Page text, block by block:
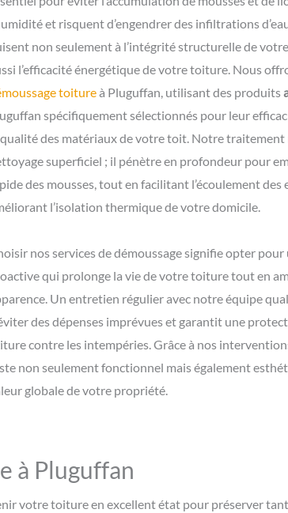
et risquent d’engendrer des infiltrations
non seulement à l’intégrité structurelle de
l’efficacité énergétique de votre toiture. Nous
toitureà Pluguffan, utilisant des produits
spécifiquement sélectionnés pour leur
des matériaux de votre toit. Notre traitement
superficiel ; il pénètre en profondeur pour
des mousses, tout en facilitant l’écoulement des
l’isolation thermique de votre domicile.
nos services de démoussage signifie opter
qui prolonge la vie de votre toiture tout en
Un entretien régulier avec notre équipe
des dépenses imprévues et garantit une
contre les intempéries. Grâce à nos
non seulement fonctionnel mais également
globale de votre propriété.
à Pluguffan
votre toiture en excellent état pour préserver